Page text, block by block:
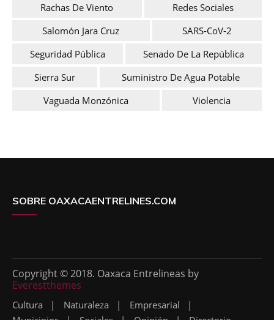
Rachas De Viento
Redes Sociales
Salomón Jara Cruz
SARS-CoV-2
Seguridad Pública
Senado De La República
Sierra Sur
Suministro De Agua Potable
Vaguada Monzónica
Violencia
SOBRE OAXACAENTRELINES.COM
Copyright © 2018. Oaxaca Entrelineas by
Everestthemes
Cultura Naturaleza
Empresarial